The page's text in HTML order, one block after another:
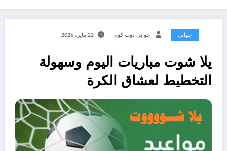
جوابى جوابى دوت كوم 22 يناير، 2026
يلا شوت مباريات اليوم وسهولة
التخطيط لعشاق الكرة